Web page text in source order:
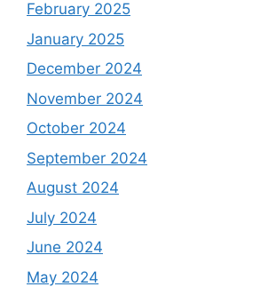
February 2025
January 2025
December 2024
November 2024
October 2024
September 2024
August 2024
July 2024
June 2024
May 2024